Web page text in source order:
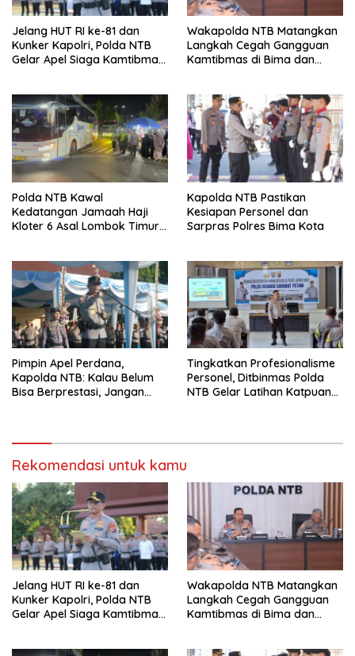
Jelang HUT RI ke-81 dan
Kunker Kapolri, Polda NTB
Gelar Apel Siaga Kamtibmas
Wakapolda NTB Matangkan
Langkah Cegah Gangguan
Kamtibmas di Bima dan
Polda NTB Kawal
Kedatangan Jamaah Haji
Kloter 6 Asal Lombok Timur,
Lancar
Kapolda NTB Pastikan
Kesiapan Personel dan
Sarpras Polres Bima Kota
Pimpin Apel Perdana,
Kapolda NTB: Kalau Belum
Bisa Berprestasi, Jangan
Tingkatkan Profesionalisme
Personel, Ditbinmas Polda
NTB Gelar Latihan Katpuan
Rekomendasi untuk kamu
Jelang HUT RI ke-81 dan
Kunker Kapolri, Polda NTB
Gelar Apel Siaga Kamtibmas
Wakapolda NTB Matangkan
Langkah Cegah Gangguan
Kamtibmas di Bima dan